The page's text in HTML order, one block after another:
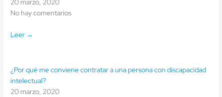
20 marzo, 2020
No hay comentarios
Leer →
¿Por qué me conviene contratar a una persona con discapacidad
intelectual?
20 marzo, 2020